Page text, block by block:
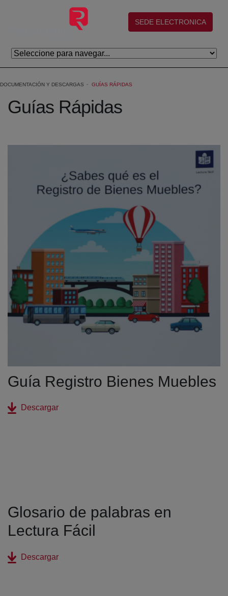
Saltar al contenido principal
(abre en nueva ventana)
SEDE ELECTRONICA
DOCUMENTACIÓN Y DESCARGAS GUÍAS RÁPIDAS
Guías Rápidas
Guía Registro Bienes Muebles
Descargar(abre en nueva ventana)
Glosario de palabras en
Lectura Fácil
Descargar(abre en nueva ventana)